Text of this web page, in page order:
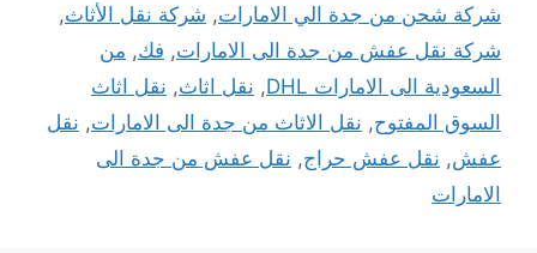
شركة شحن من جدة الي الامارات, شركة نقل الأثاث,
شركة نقل عفش من جدة الى الامارات, فك, من
السعودية الى الامارات DHL
, نقل اثاث, نقل اثاث
السوق المفتوح, نقل الاثاث من جدة الى الامارات, نقل
عفش, نقل عفش حراج, نقل عفش من جدة الى
الامارات